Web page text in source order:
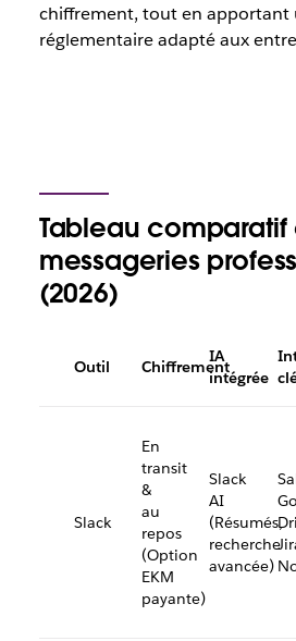
chiffrement, tout en apportant
réglementaire adapté aux
Tableau comparatif
messageries
(2026)
Outil Chiffrement
IA
intégrée
Slack
En
transit
&
au
repos
(Option
EKM
payante)
Slack
AI
(Résumés,
recherche
avancée)